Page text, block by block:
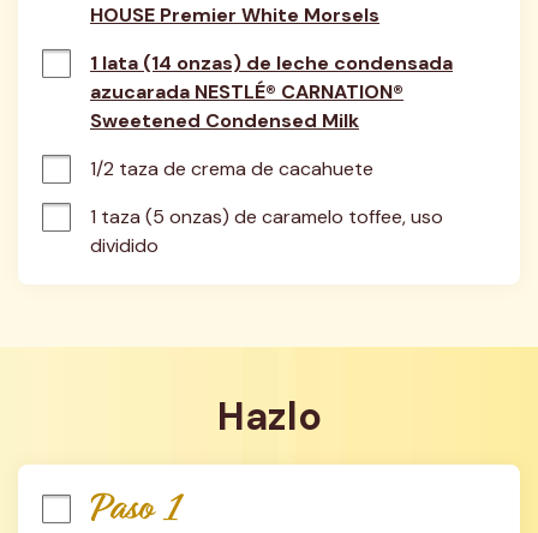
HOUSE Premier White Morsels
1 lata (14 onzas) de leche condensada
azucarada NESTLÉ® CARNATION®
Sweetened Condensed Milk
1/2 taza de crema de cacahuete
1 taza (5 onzas) de caramelo toffee, uso
dividido
Hazlo
Paso 1